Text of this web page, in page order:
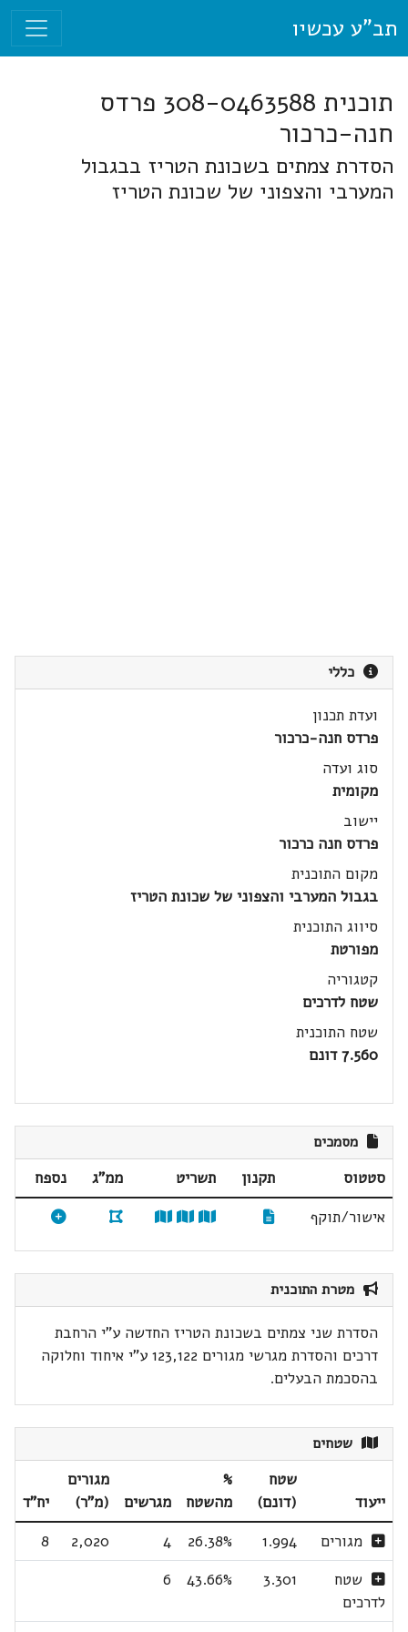
תב"ע עכשיו
תוכנית 308-0463588 פרדס
חנה-כרכור
הסדרת צמתים בשכונת הטריז בבגבול
המערבי והצפוני של שכונת הטריז
כללי
ועדת תכנון
פרדס חנה-כרכור
סוג ועדה
מקומית
יישוב
פרדס חנה כרכור
מקום התוכנית
בגבול המערבי והצפוני של שכונת הטריז
סיווג התוכנית
מפורטת
קטגוריה
שטח לדרכים
שטח התוכנית
7.560 דונם
מסמכים
סטטוס תקנון תשריט ממ"ג
נספח
אישור/תוקף
מטרת התוכנית
הסדרת שני צמתים בשכונת הטריז החדשה ע"י הרחבת
דרכים והסדרת מגרשי מגורים 123,122 ע"י איחוד וחלוקה
בהסכמת הבעלים.
שטחים
ייעוד
שטח
(דונם)
%
מהשטח
מגרשים
מגורים
(מ"ר)
יח"ד
מגורים
1.994
26.38%
4
2,020
8
שטח
לדרכים
3.301
43.66%
6